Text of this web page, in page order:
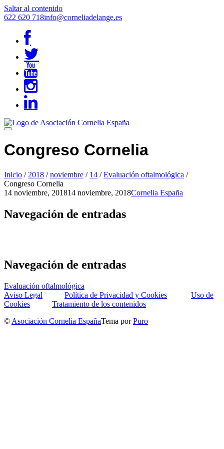
Saltar al contenido
622 620 718info@corneliadelange.es
Congreso Cornelia
Inicio / 2018 / noviembre / 14 / Evaluación oftalmológica /
Congreso Cornelia
14 noviembre, 201814 noviembre, 2018Cornelia España
Navegación de entradas
Navegación de entradas
Evaluación oftalmológica
Aviso Legal
Política de Privacidad y Cookies
Uso de
Cookies
Tratamiento de los contenidos
© Asociación Cornelia EspañaTema porPuro